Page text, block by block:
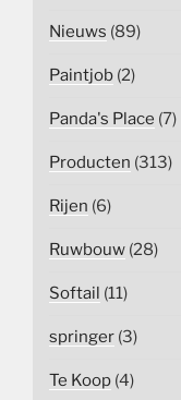
Nieuws (89)
Paintjob (2)
Panda's Place (7)
Producten (313)
Rijen (6)
Ruwbouw (28)
Softail (11)
springer (3)
Te Koop (4)